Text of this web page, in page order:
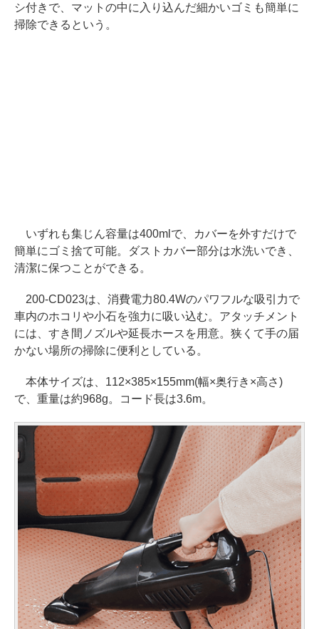
シ付きで、マットの中に入り込んだ細かいゴミも簡単に
掃除できるという。
いずれも集じん容量は400mlで、カバーを外すだけで
簡単にゴミ捨て可能。ダストカバー部分は水洗いでき、
清潔に保つことができる。
200-CD023は、消費電力80.4Wのパワフルな吸引力で
車内のホコリや小石を強力に吸い込む。アタッチメント
には、すき間ノズルや延長ホースを用意。狭くて手の届
かない場所の掃除に便利としている。
本体サイズは、112×385×155mm(幅×奥行き×高さ)
で、重量は約968g。コード長は3.6m。